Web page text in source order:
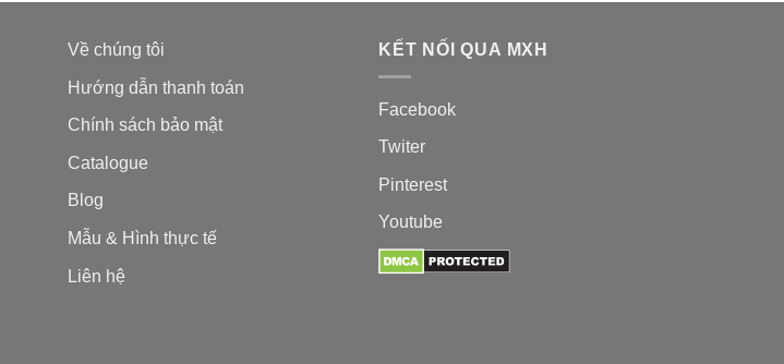
Về chúng tôi
Hướng dẫn thanh toán
Chính sách bảo mật
Catalogue
Blog
Mẫu & Hình thực tế
Liên hệ
KẾT NỐI QUA MXH
Facebook
Twiter
Pinterest
Youtube